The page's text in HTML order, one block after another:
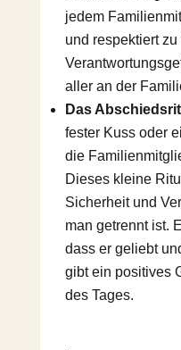
jedem
und respektiert
aller an der
Das
fester Kuss oder
die
Dieses kleine
Sicherheit und
man getrennt ist.
dass er geliebt
gibt ein positives
des Tages.